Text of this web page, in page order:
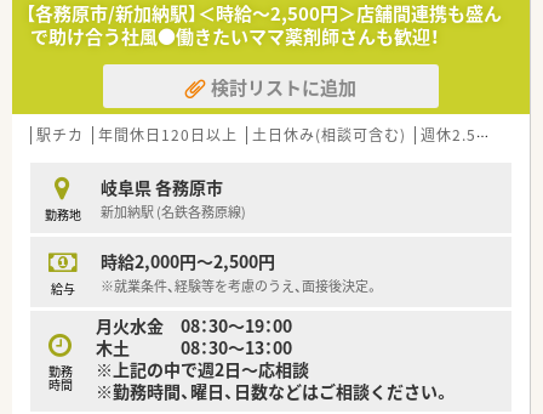
【各務原市/新加納駅】＜時給～2,500円＞店舗間連携も盛ん
で助け合う社風●働きたいママ薬剤師さんも歓迎！
検討リストに追加
駅チカ 年間休日120日以上 土日休み(相談可含む) 週休2.5日以上
勤務地
岐阜県 各務原市
新加納駅 (名鉄各務原線)
給与
時給2,000円～2,500円
※就業条件、経験等を考慮のうえ、面接後決定。
勤務
時間
月火水金 08：30～19：00
木土 08：30～13：00
※上記の中で週2日～応相談
※勤務時間、曜日、日数などはご相談ください。